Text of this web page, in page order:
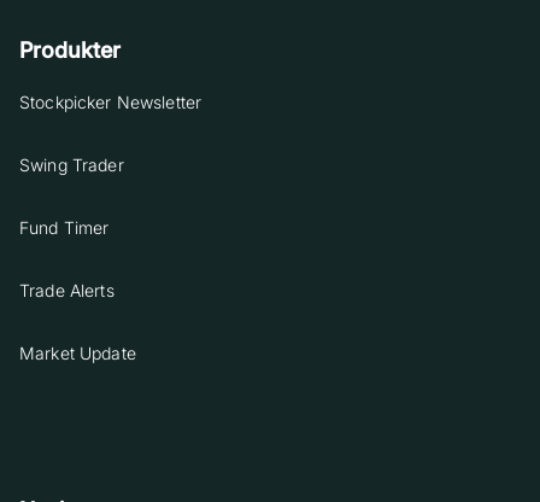
Produkter
Stockpicker Newsletter
Swing Trader
Fund Timer
Trade Alerts
Market Update